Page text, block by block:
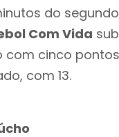
do
Com Vida
com cinco
com 13.